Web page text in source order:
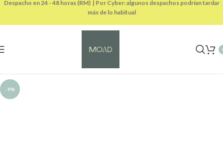
-9%
Despacho en 24 - 48 horas (RM) | Por Cyber: algunos despachos podrían tardar
más de lo habitual